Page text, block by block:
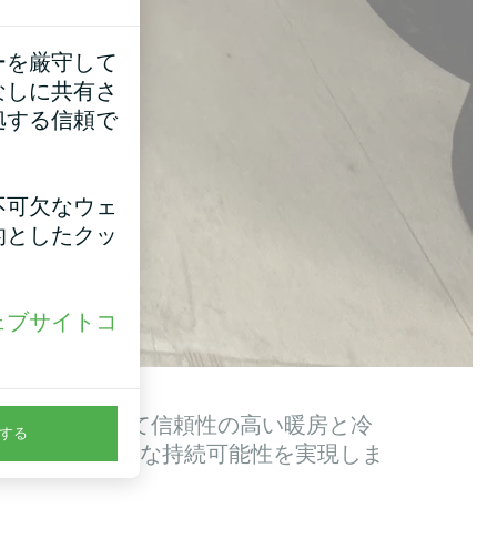
一年を通して信頼性の高い暖房と冷
ける長期的な持続可能性を実現しま
厳守して
に共有さ
る信頼で
欠なウェ
したクッ
ブサイトコ
る